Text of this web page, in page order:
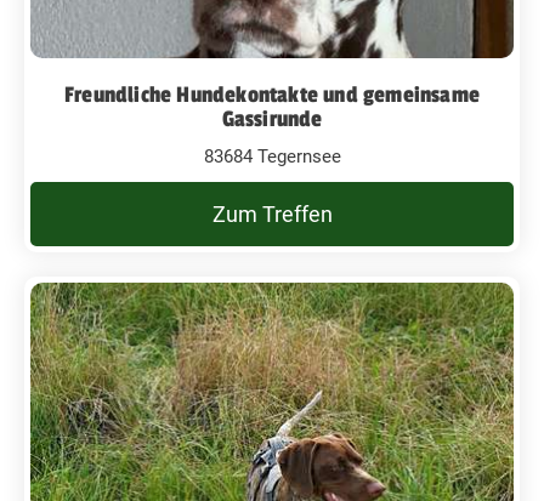
Freundliche Hundekontakte und gemeinsame
Gassirunde
83684 Tegernsee
Zum Treffen